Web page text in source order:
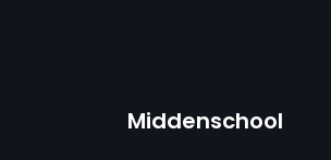
Middenschool